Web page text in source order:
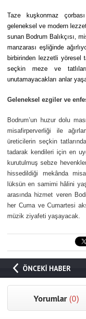
Taze kuşkonmaz
geleneksel ve modern
sunan Bodrum Balıkçısı,
manzarası eşliğinde
birbirinden lezzetli yöresel
seçkin meze ve
unutamayacakları anlar
Geleneksel ezgiler ve
Bodrum’un huzur dolu
misafirperverliği ile
üreticilerin seçkin
tadarak kendileri için en
kurutulmuş sebze
hissedildiği mekânda
lüksün en samimi hâlini
arasında hizmet veren
her Cuma ve Cumartesi
müzik ziyafeti yaşayacak.
ÖNCEKİ HABER
Yorumlar (0)